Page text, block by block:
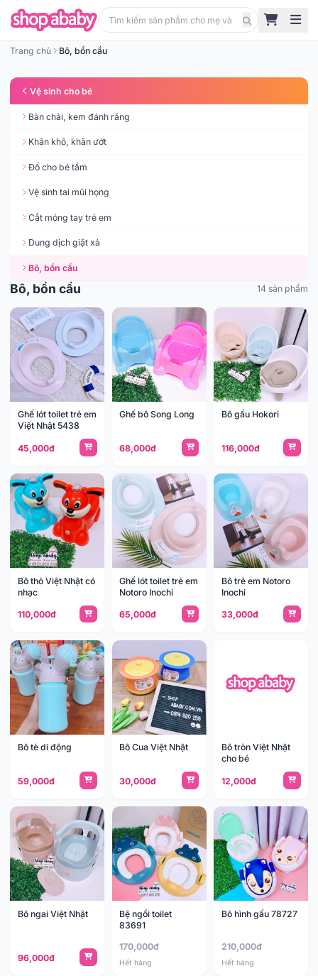
Trang chủ Bô, bồn cầu
Vệ sinh cho bé
Bàn chải, kem đánh răng
Khăn khô, khăn ướt
Đồ cho bé tắm
Vệ sinh tai mũi họng
Cắt móng tay trẻ em
Dung dịch giặt xả
Bô, bồn cầu
Bô, bồn cầu 14 sản phẩm
Ghế lót toilet trẻ em
Việt Nhật 5438
45,000đ
Ghế bô Song Long
68,000đ
Bô gấu Hokori
116,000đ
Bô thỏ Việt Nhật có
nhạc
110,000đ
Ghế lót toilet trẻ em
Notoro Inochi
65,000đ
Bô trẻ em Notoro
Inochi
33,000đ
Bô tè di động
59,000đ
Bô Cua Việt Nhật
30,000đ
Bô tròn Việt Nhật
cho bé
12,000đ
Bô ngai Việt Nhật
96,000đ
Bệ ngồi toilet
83691
170,000đ
Hết hàng
Bô hình gấu 78727
210,000đ
Hết hàng